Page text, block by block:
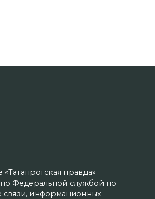
правда»
Федеральной службой по
связи, информационных